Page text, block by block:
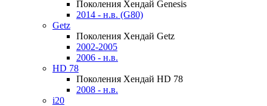
Поколения Хендай Genesis
2014 - н.в. (G80)
Getz
Поколения Хендай Getz
2002-2005
2006 - н.в.
HD 78
Поколения Хендай HD 78
2008 - н.в.
i20